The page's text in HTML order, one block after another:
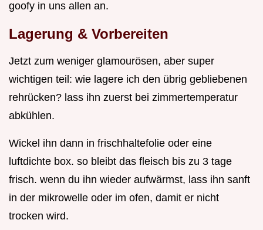
goofy in uns allen an.
Lagerung & Vorbereiten
Jetzt zum weniger glamourösen, aber super
wichtigen teil: wie lagere ich den übrig gebliebenen
rehrücken? lass ihn zuerst bei zimmertemperatur
abkühlen.
Wickel ihn dann in frischhaltefolie oder eine
luftdichte box. so bleibt das fleisch bis zu 3 tage
frisch. wenn du ihn wieder aufwärmst, lass ihn sanft
in der mikrowelle oder im ofen, damit er nicht
trocken wird.